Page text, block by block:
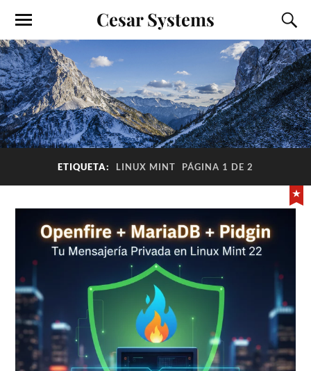
Cesar Systems
ETIQUETA: LINUX MINT PÁGINA 1 DE 2